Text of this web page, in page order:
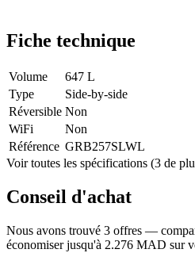
Fiche technique
Volume
647 L
Type
Side-by-side
Réversible Non
WiFi
Non
Référence GRB257SLWL
Voir toutes les spécifications (3 de
Conseil d'achat
Nous avons trouvé 3 offres —
économiser jusqu'à 2.276 MAD sur